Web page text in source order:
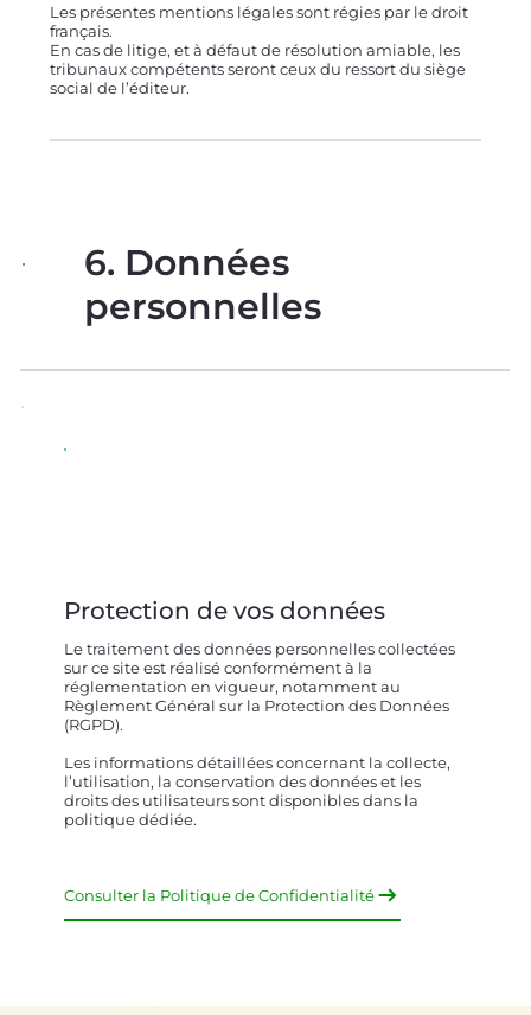
Protection de vos données
Le traitement des données personnelles collectées
sur ce site est réalisé conformément à la
réglementation en vigueur, notamment au
Règlement Général sur la Protection des Données
(RGPD).
Les informations détaillées concernant la collecte,
l’utilisation, la conservation des données et les
droits des utilisateurs sont disponibles dans la
politique dédiée.
Consulter la Politique de Confidentialité
6. Données
personnelles
Les présentes mentions légales sont régies par le droit
français.
En cas de litige, et à défaut de résolution amiable, les
tribunaux compétents seront ceux du ressort du siège
social de l’éditeur.